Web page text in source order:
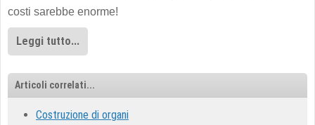
costi sarebbe enorme!
Leggi tutto...
Articoli correlati...
Costruzione di organi